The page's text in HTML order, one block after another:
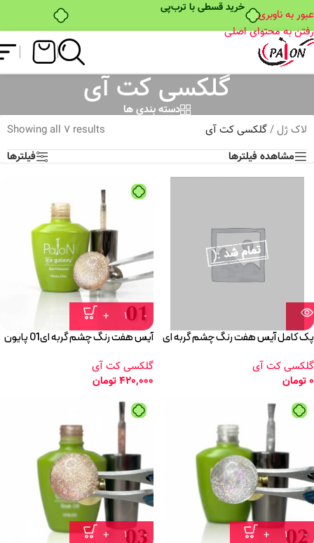
خرید قسطی با ترب‌پی
عبور به ناوبری
رفتن به محتوای اصلی
گلکسی کت آی
دسته بندی ها
لاک ژل/گلکسی کت آی
Showing all 7 results
مشاهده فیلترها
فیلترها
پک کامل آیس هفت رنگ چشم گربه ای
گلکسی کت آی
0تومان
آیس هفت رنگ چشم گربه ای01 پایون
گلکسی کت آی
420,000تومان